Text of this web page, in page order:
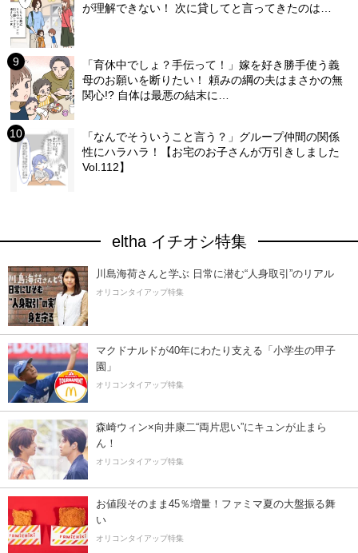
が理解できない！ 次に貸してと言ってきたのは…
「育休中でしょ？手伝って！」嫁を好き勝手使う義
母のお願いを断りたい！ 頼みの綱の夫はまさかの無
関心!? 自体は最悪の結末に…
「なんでそういうこと言う？」グループ仲間の関係
性にハラハラ！【お宅のお子さんが万引きしました
Vol.112】
eltha イチオシ特集
川島海荷さんと学ぶ 日常に潜む“人身取引”のリアル
オリコンタイアップ特集
マクドナルドが40年にわたり支える「小学生の甲子
園」
オリコンタイアップ特集
森崎ウィン×向井康二“両片思い”にキュンが止まら
ん！
オリコンタイアップ特集
お値段そのまま45％増量！ファミマ夏の大盤振る舞
い
オリコンタイアップ特集